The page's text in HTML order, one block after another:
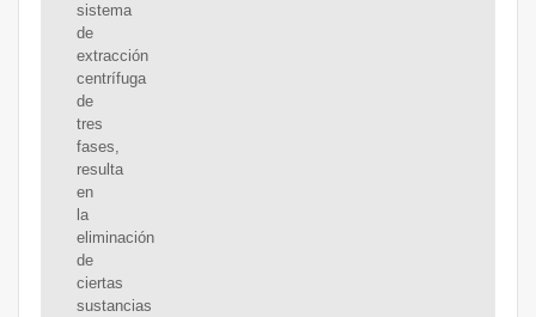
sistema
de
extracción
centrífuga
de
tres
fases,
resulta
en
la
eliminación
de
ciertas
sustancias